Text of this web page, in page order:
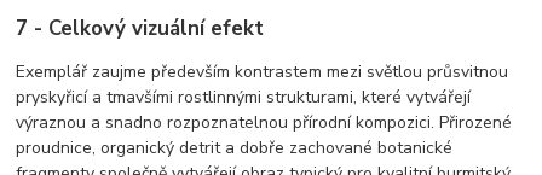
7 - Celkový vizuální efekt
Exemplář zaujme především kontrastem mezi světlou průsvitnou
pryskyřicí a tmavšími rostlinnými strukturami, které vytvářejí
výraznou a snadno rozpoznatelnou přírodní kompozici. Přirozené
proudnice, organický detrit a dobře zachované botanické